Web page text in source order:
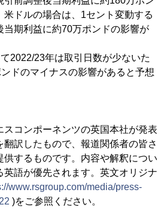
米ドルの場合は、1セント変動する
当期利益に約70万ポンドの影響が
2022/23年は取引日数が少ないた
ドのマイナスの影響があると予想
コンポーネンツの英国本社が発表
翻訳したもので、報道関係者の皆さ
供するものです。内容や解釈につい
英語が優先されます。英文オリジナ
www.rsgroup.com/media/press-
)をご参照ください。